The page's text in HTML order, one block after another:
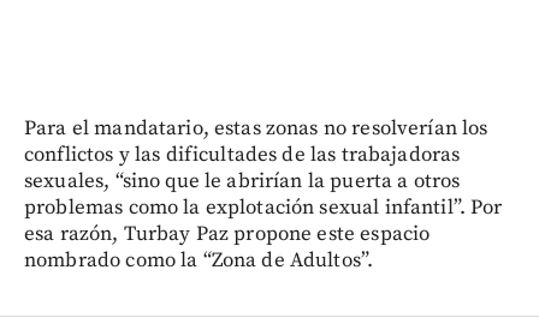
Para el mandatario, estas zonas no resolverían los
conflictos y las dificultades de las trabajadoras
sexuales, “sino que le abrirían la puerta a otros
problemas como la explotación sexual infantil”. Por
esa razón, Turbay Paz propone este espacio
nombrado como la “Zona de Adultos”.